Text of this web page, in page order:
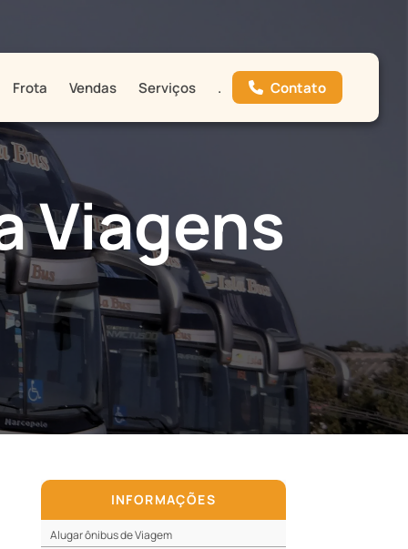
Frota Vendas Serviços . Contato
Viagens
INFORMAÇÕES
Alugar ônibus de Viagem